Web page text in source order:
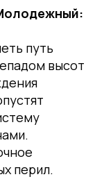
путь
высот
перил.